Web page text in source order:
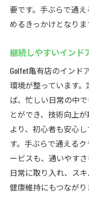
要です。手ぶらで通
めるきっかけとなりま
継続しやすいインド
Golfet亀有店のインド
環境が整っています
ば、忙しい日常の中
とができ、技術向上
より、初心者も安心
す。手ぶらで通える
ービスも、通いやす
日常に取り入れ、ス
健康維持にもつながり